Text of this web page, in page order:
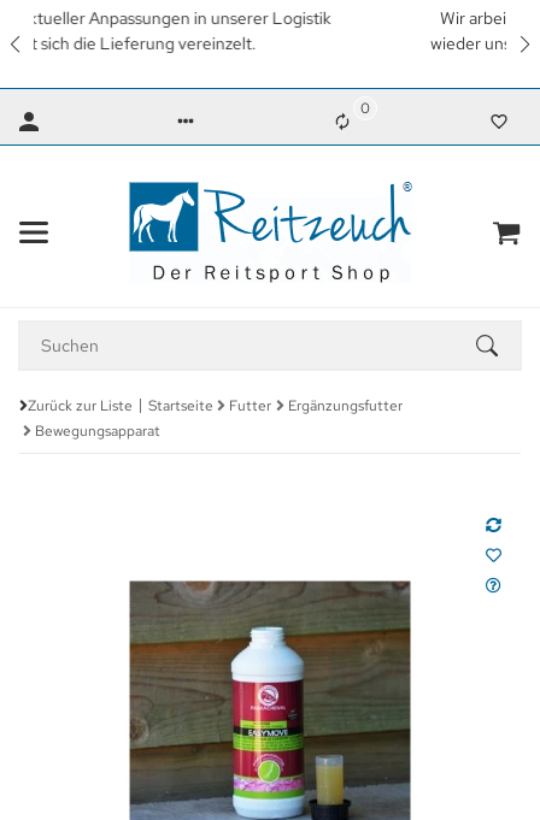
Wir arbeiten mit Hochdruck daran, so schnell wie möglich
wieder unsere gewohnten Lieferzeiten zu erreichen. Vielen
0
Zurück zur Liste Startseite Futter
Ergänzungsfutter
Bewegungsapparat